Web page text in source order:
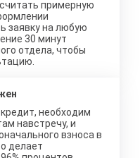
примерную
заявку на любую
30 минут
отдела, чтобы
необходим
навстречу, и
взноса в
делает